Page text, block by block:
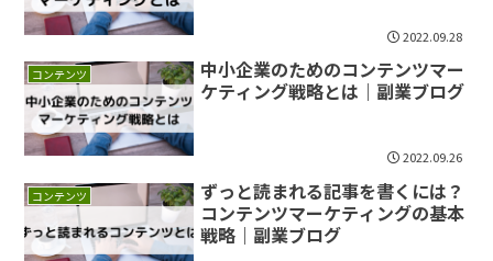
2022.09.28
コンテンツ
中小企業のためのコンテンツマー
ケティング戦略とは｜副業ブログ
2022.09.26
コンテンツ
ずっと読まれる記事を書くには？
コンテンツマーケティングの基本
戦略｜副業ブログ